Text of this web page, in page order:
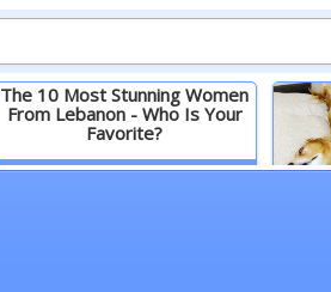
The 10 Most Stunning Women
From Lebanon - Who Is Your
Favorite?
Детальніше